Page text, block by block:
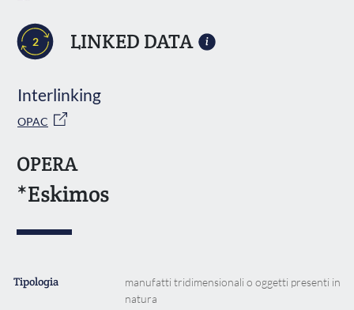
2 LINKED DATA
Interlinking
OPAC
OPERA
*Eskimos
Tipologia
manufatti tridimensionali o oggetti presenti in
natura